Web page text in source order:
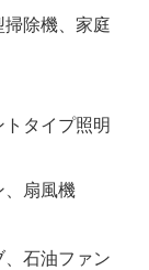
掃除機、家庭
タイプ照明
、扇風機
石油ファン